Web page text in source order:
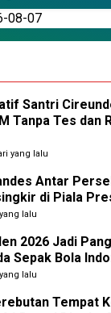
Santri
Tanpa Tes dan
yang lalu
Antar
di Piala
lalu
2026 Jadi
Sepak Bola
lalu
Tempat